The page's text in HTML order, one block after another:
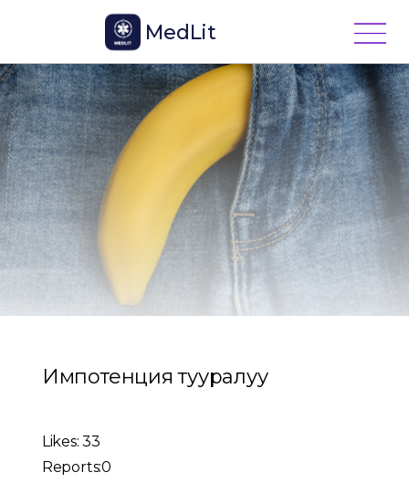
MedLit
Импотенция тууралуу
Likes: 33
Reports:0